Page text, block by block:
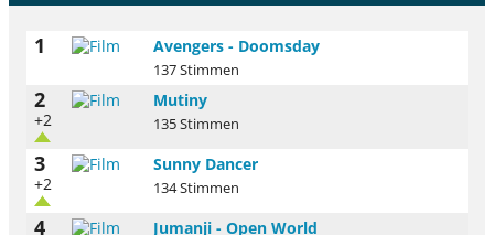
1 Avengers - Doomsday
137 Stimmen
2
+2
Mutiny
135 Stimmen
3
+2
Sunny Dancer
134 Stimmen
4 Jumanji - Open World